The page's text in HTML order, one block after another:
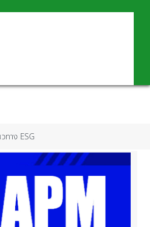
าง ESG